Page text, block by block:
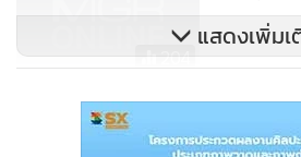
บริเวณคอสะพาน ซ.อินทามระ 45 เข
อาคารเลขที่ 101 ถนนมิตรพันธ์ ใกล้อา
บำรุงเมือง ตัดถนนอัษฎางค์ ถนนเจริญ
ถนนกรุงเกษม บริเวณท่ารถประจำทาง
204
บก.จร.ประก
พ่อแห่งชาติ
แสดงเพิ่มเ